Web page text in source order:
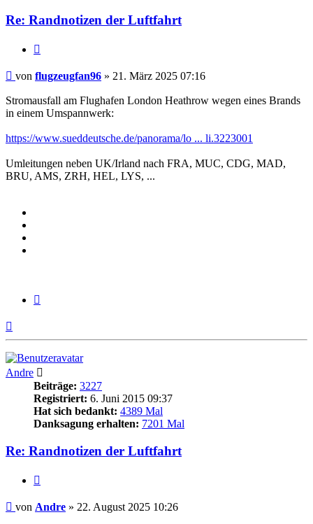
Re: Randnotizen der Luftfahrt
Beitrag
von flugzeugfan96 » 21. März 2025 07:16
Stromausfall am Flughafen London Heathrow wegen eines Brands
in einem Umspannwerk:
https://www.sueddeutsche.de/panorama/lo ... li.3223001
Umleitungen neben UK/Irland nach FRA, MUC, CDG, MAD,
BRU, AMS, ZRH, HEL, LYS, ...
Andre
Beiträge: 3227
Registriert: 6. Juni 2015 09:37
Hat sich bedankt: 4389 Mal
Danksagung erhalten: 7201 Mal
Re: Randnotizen der Luftfahrt
Beitrag
von Andre » 22. August 2025 10:26